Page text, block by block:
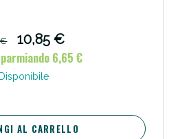
€
10,85 €
6,65 €
Disponibile
AL CARRELLO